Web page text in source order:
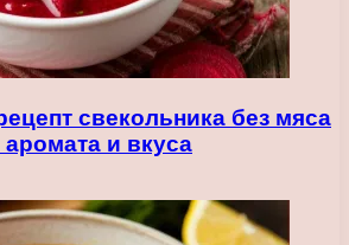
свекольника без мяса
и вкуса